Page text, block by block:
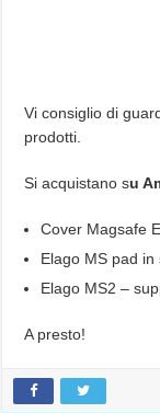
Vi consiglio di
prodotti.
Si acquistano su
Cover Magsafe
Elago MS pad in
Elago MS2 –
A presto!